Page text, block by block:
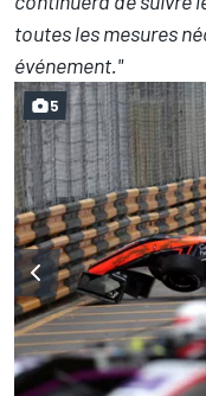
toutes les mesures
événement."
5